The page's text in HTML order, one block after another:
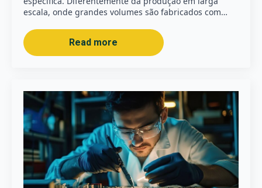
escala, onde grandes volumes são fabricados com…
Read more